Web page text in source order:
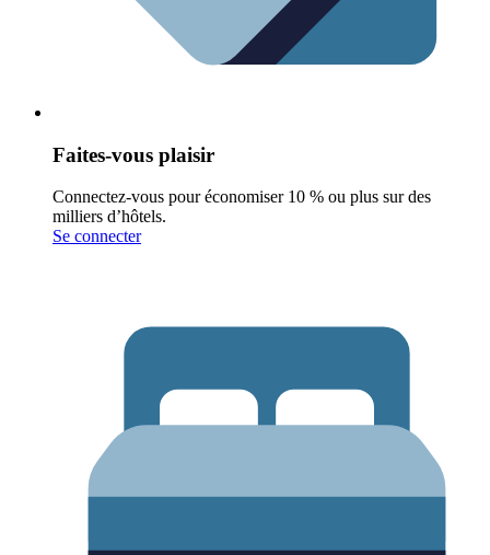
Faites-vous plaisir
Connectez-vous pour économiser 10 % ou plus sur des
milliers d’hôtels.
Se connecter